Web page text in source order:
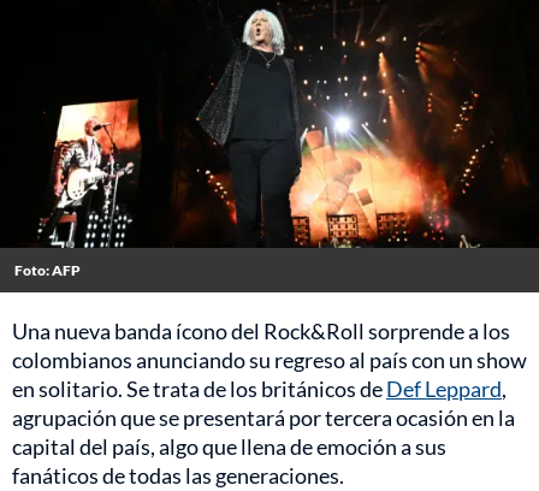
Foto: AFP
Una nueva banda ícono del Rock&Roll sorprende a los
colombianos anunciando su regreso al país con un show
en solitario. Se trata de los británicos deDef Leppard,
agrupación que se presentará por tercera ocasión en la
capital del país, algo que llena de emoción a sus
fanáticos de todas las generaciones.